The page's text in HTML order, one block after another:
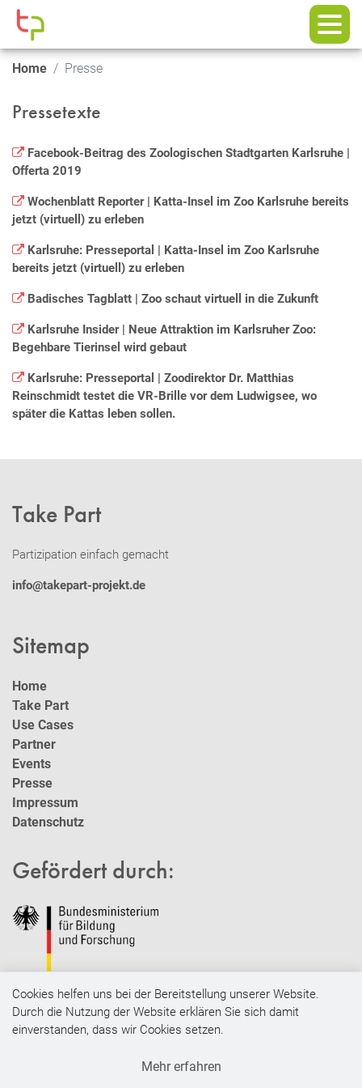
Home Presse
Pressetexte
Facebook-Beitrag des Zoologischen Stadtgarten Karlsruhe |
Offerta 2019
Wochenblatt Reporter | Katta-Insel im Zoo Karlsruhe bereits
jetzt (virtuell) zu erleben
Karlsruhe: Presseportal | Katta-Insel im Zoo Karlsruhe
bereits jetzt (virtuell) zu erleben
Badisches Tagblatt | Zoo schaut virtuell in die Zukunft
Karlsruhe Insider | Neue Attraktion im Karlsruher Zoo:
Begehbare Tierinsel wird gebaut
Karlsruhe: Presseportal | Zoodirektor Dr. Matthias
Reinschmidt testet die VR-Brille vor dem Ludwigsee, wo
später die Kattas leben sollen.
Take Part
Partizipation einfach gemacht
info@takepart-projekt.de
Sitemap
Home
Take Part
Use Cases
Partner
Events
Presse
Impressum
Datenschutz
Gefördert durch:
Cookies helfen uns bei der Bereitstellung unserer Website.
Durch die Nutzung der Website erklären Sie sich damit
einverstanden, dass wir Cookies setzen.
Mehr erfahren